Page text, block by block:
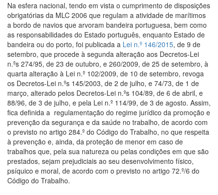
Na esfera nacional, tendo em vista o cumprimento de disposições
obrigatórias da MLC 2006 que regulam a atividade de marítimos
a bordo de navios que arvoram bandeira portuguesa, bem como
as responsabilidades do Estado português, enquanto Estado de
bandeira ou do porto, foi publicada a Lei n.º 146/2015, de 9 de
setembro, que procede à segunda alteração aos Decretos-Lei
n.ºs 274/95, de 23 de outubro, e 260/2009, de 25 de setembro, à
quarta alteração à Lei n.º 102/2009, de 10 de setembro, revoga
os Decretos-Lei n.ºs 145/2003, de 2 de julho, e 74/73, de 1 de
março, alterado pelos Decretos-Lei n.ºs 104/89, de 6 de abril, e
88/96, de 3 de julho, e pela Lei n.º 114/99, de 3 de agosto. Assim,
fica definida a regulamentação do regime jurídico da promoção e
prevenção da segurança e da saúde no trabalho, de acordo com
o previsto no artigo 284.º do Código do Trabalho, no que respeita
à prevenção e, ainda, da proteção de menor em caso de
trabalhos que, pela sua natureza ou pelas condições em que são
prestados, sejam prejudiciais ao seu desenvolvimento físico,
psíquico e moral, de acordo com o previsto no artigo 72.º/6 do
Código do Trabalho.